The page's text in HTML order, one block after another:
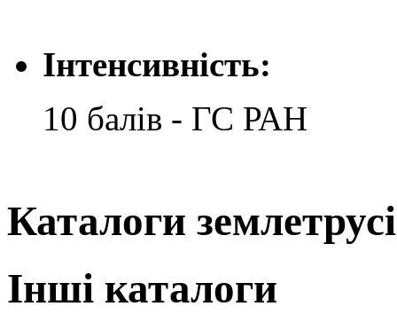
Інтенсивність:
10 балів - ГС РАН
Каталоги
Інші каталоги